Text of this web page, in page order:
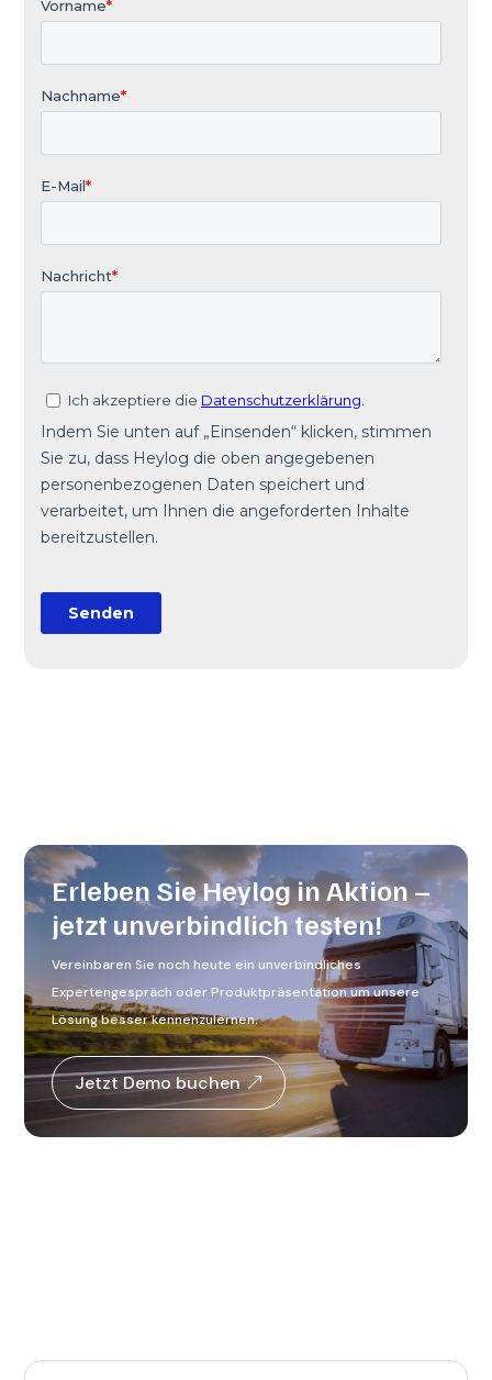
Erleben Sie Heylog in Aktion –
jetzt unverbindlich testen!
Vereinbaren Sie noch heute ein unverbindliches
Expertengespräch oder Produktpräsentation um unsere
Lösung besser kennenzulernen.
Jetzt Demo buchen